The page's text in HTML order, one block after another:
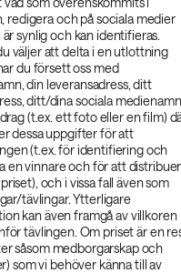
redigera och på sociala medier
synlig och kan identifieras.
väljer att delta i en utlottning
du försett oss med
din leveransadress, ditt
ditt/dina sociala
(t.ex. ett foto eller en film)
dessa uppgifter för att
(t.ex. för identifiering och
en vinnare och för att
och i vissa fall även som
tävlingar. Ytterligare
kan även framgå av villkoren
tävlingen. Om priset är en
såsom medborgarskap och
som vi behöver känna till av